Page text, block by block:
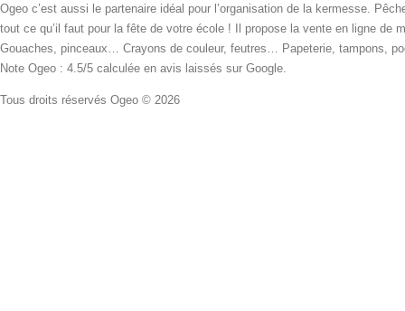
Ogeo c’est aussi le partenaire idéal pour l’organisation de la kermesse.
tout ce qu’il faut pour la fête de votre école ! Il propose la vente en ligne
Gouaches, pinceaux… Crayons de couleur, feutres… Papeterie, tampons,
Note Ogeo : 4.5/5 calculée en avis laissés sur Google.
Tous droits réservés Ogeo © 2026